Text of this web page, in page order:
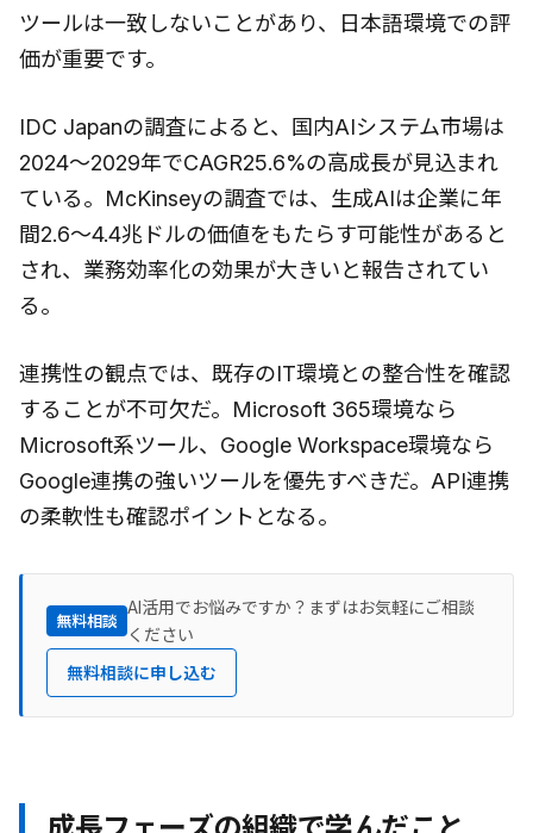
ツールは一致しないことがあり、日本語環境での評
価が重要です。
IDC Japanの調査によると、国内AIシステム市場は
2024〜2029年でCAGR25.6%の高成長が見込まれ
ている。McKinseyの調査では、生成AIは企業に年
間2.6〜4.4兆ドルの価値をもたらす可能性があると
され、業務効率化の効果が大きいと報告されてい
る。
連携性の観点では、既存のIT環境との整合性を確認
することが不可欠だ。Microsoft 365環境なら
Microsoft系ツール、Google Workspace環境なら
Google連携の強いツールを優先すべきだ。API連携
の柔軟性も確認ポイントとなる。
無料相談
AI活用でお悩みですか？まずはお気軽にご相談
ください
無料相談に申し込む